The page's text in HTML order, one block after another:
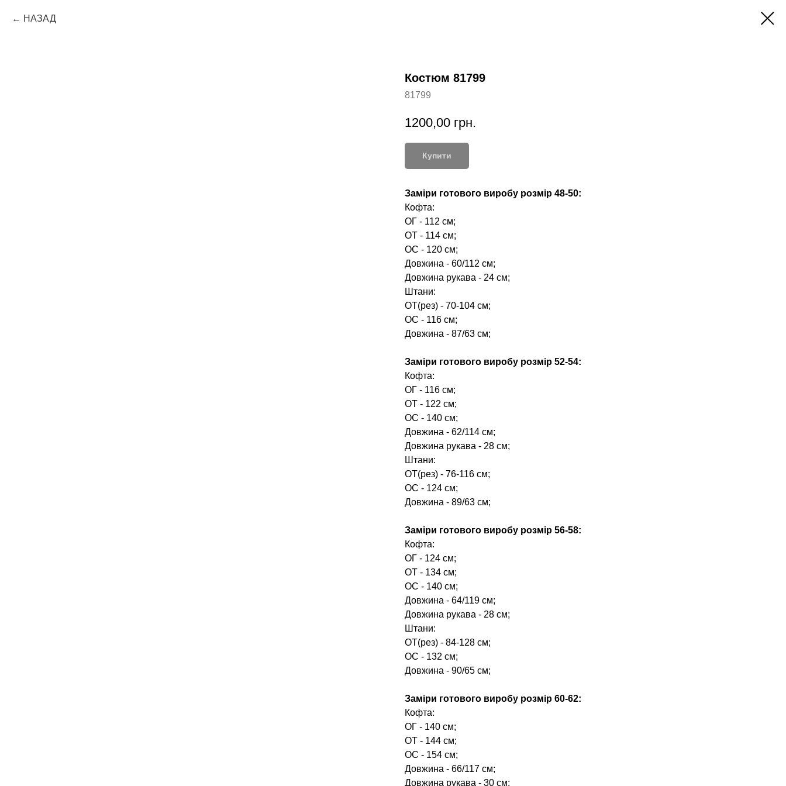
НАЗАД
Костюм 81799
81799
1200,00 грн.
Купити
Заміри готового виробу розмір 48-50:
Кофта:
ОГ - 112 см;
ОТ - 114 см;
ОС - 120 см;
Довжина - 60/112 см;
Довжина рукава - 24 см;
Штани:
ОТ(рез) - 70-104 см;
ОС - 116 см;
Довжина - 87/63 см;
Заміри готового виробу розмір 52-54:
Кофта:
ОГ - 116 см;
ОТ - 122 см;
ОС - 140 см;
Довжина - 62/114 см;
Довжина рукава - 28 см;
Штани:
ОТ(рез) - 76-116 см;
ОС - 124 см;
Довжина - 89/63 см;
Заміри готового виробу розмір 56-58:
Кофта:
ОГ - 124 см;
ОТ - 134 см;
ОС - 140 см;
Довжина - 64/119 см;
Довжина рукава - 28 см;
Штани:
ОТ(рез) - 84-128 см;
ОС - 132 см;
Довжина - 90/65 см;
Заміри готового виробу розмір 60-62:
Кофта:
ОГ - 140 см;
ОТ - 144 см;
ОС - 154 см;
Довжина - 66/117 см;
Довжина рукава - 30 см;